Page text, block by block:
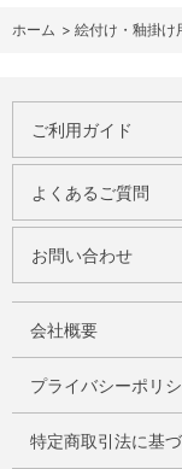
ホーム > 絵付け・釉掛け
ご利用ガイド
よくあるご質問
お問い合わせ
会社概要
プライバシーポリ
特定商取引法に基